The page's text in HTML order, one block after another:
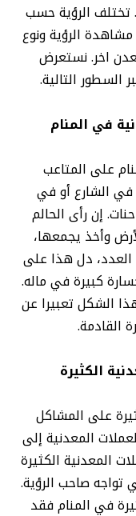
تختلف الرؤية حسب
الرؤية ونوع
اخر. نستعرض
السطور التالية.
في المنام
على المتاعب
الشارع أو في
إن رأى الحالم
وأخذ يجمعها،
دل هذا على
كبيرة في ماله.
الشكل تعبيرا عن
القادمة.
الكثيرة
على المشاكل
المعدنية إلى
المعدنية الكثيرة
تواجه صاحب الرؤية.
في المنام فقد